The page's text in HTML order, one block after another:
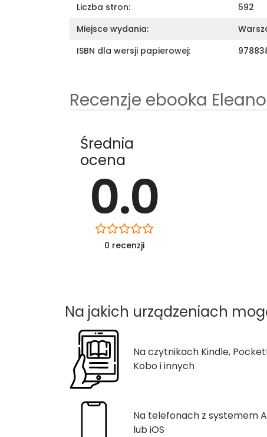
Liczba stron:
592
Miejsce wydania:
ISBN dla wersji papierowej:
Recenzje ebooka
Średnia
ocena
0.0
0 recenzji
Na jakich urządzeniach
Na czytnikach Kindle,
Kobo i innych
Na telefonach z systemem
lub iOS